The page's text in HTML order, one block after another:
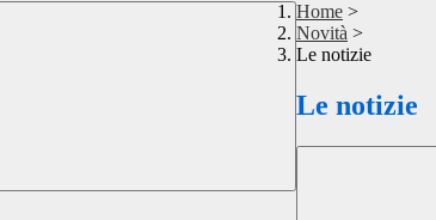
Home >
Novità >
Le notizie
Le notizie